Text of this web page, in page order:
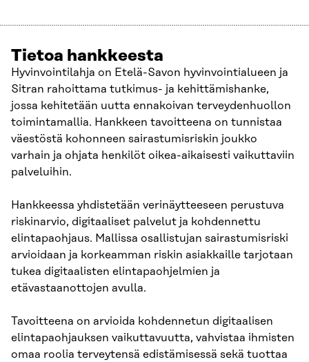
Tietoa hankkeesta
Hyvinvointilahja on Etelä-Savon hyvinvointialueen ja
Sitran rahoittama tutkimus- ja kehittämishanke,
jossa kehitetään uutta ennakoivan terveydenhuollon
toimintamallia. Hankkeen tavoitteena on tunnistaa
väestöstä kohonneen sairastumisriskin joukko
varhain ja ohjata henkilöt oikea-aikaisesti vaikuttaviin
palveluihin.
Hankkeessa yhdistetään verinäytteeseen perustuva
riskinarvio, digitaaliset palvelut ja kohdennettu
elintapaohjaus. Mallissa osallistujan sairastumisriski
arvioidaan ja korkeamman riskin asiakkaille tarjotaan
tukea digitaalisten elintapaohjelmien ja
etävastaanottojen avulla.
Tavoitteena on arvioida kohdennetun digitaalisen
elintapaohjauksen vaikuttavuutta, vahvistaa ihmisten
omaa roolia terveytensä edistämisessä sekä tuottaa